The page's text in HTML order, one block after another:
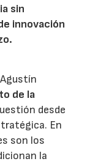
sin
innovación
de la
desde
En
son los
la